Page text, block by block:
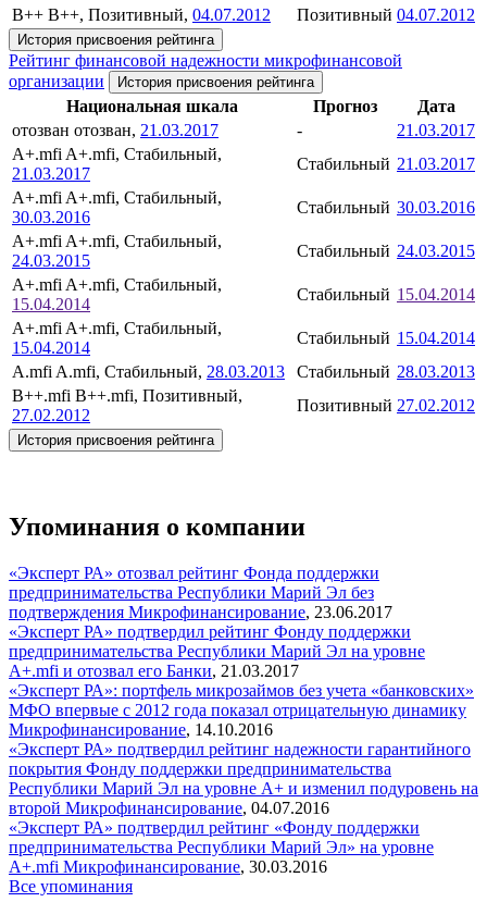
B++ B++, Позитивный, 04.07.2012 Позитивный 04.07.2012
История присвоения рейтинга
Рейтинг финансовой надежности микрофинансовой
организации
История присвоения рейтинга
Национальная шкала Прогноз
Дата
отозван отозван, 21.03.2017 -
21.03.2017
A+.mfi A+.mfi, Стабильный,
21.03.2017
Стабильный 21.03.2017
A+.mfi A+.mfi, Стабильный,
30.03.2016
Стабильный 30.03.2016
A+.mfi A+.mfi, Стабильный,
24.03.2015
Стабильный 24.03.2015
A+.mfi A+.mfi, Стабильный,
15.04.2014
Стабильный 15.04.2014
A+.mfi A+.mfi, Стабильный,
15.04.2014
Стабильный 15.04.2014
A.mfi A.mfi, Стабильный, 28.03.2013 Стабильный 28.03.2013
B++.mfi B++.mfi, Позитивный,
27.02.2012
Позитивный 27.02.2012
История присвоения рейтинга
Упоминания о компании
«Эксперт РА» отозвал рейтинг Фонда поддержки
предпринимательства Республики Марий Эл без
подтверждения Микрофинансирование, 23.06.2017
«Эксперт РА» подтвердил рейтинг Фонду поддержки
предпринимательства Республики Марий Эл на уровне
А+.mfi и отозвал его Банки, 21.03.2017
«Эксперт РА»: портфель микрозаймов без учета «банковских»
МФО впервые с 2012 года показал отрицательную динамику
Микрофинансирование, 14.10.2016
«Эксперт РА» подтвердил рейтинг надежности гарантийного
покрытия Фонду поддержки предпринимательства
Республики Марий Эл на уровне А+ и изменил подуровень на
второй Микрофинансирование, 04.07.2016
«Эксперт РА» подтвердил рейтинг «Фонду поддержки
предпринимательства Республики Марий Эл» на уровне
A+.mfi Микрофинансирование, 30.03.2016
Все упоминания